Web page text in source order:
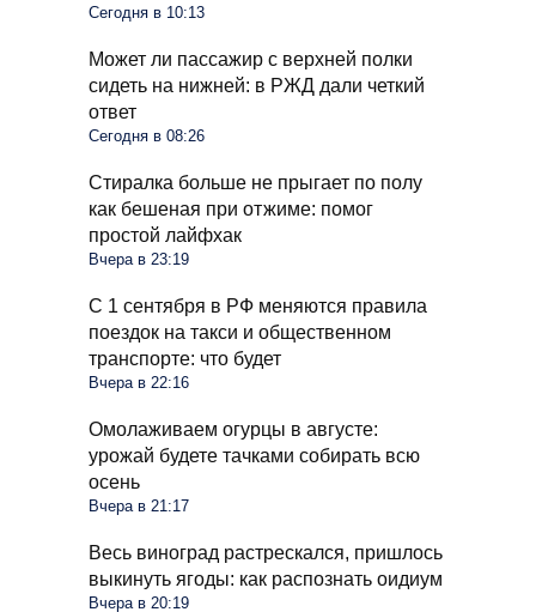
Сегодня в 10:13
Может ли пассажир с верхней полки
сидеть на нижней: в РЖД дали четкий
ответ
Сегодня в 08:26
Стиралка больше не прыгает по полу
как бешеная при отжиме: помог
простой лайфхак
Вчера в 23:19
С 1 сентября в РФ меняются правила
поездок на такси и общественном
транспорте: что будет
Вчера в 22:16
Омолаживаем огурцы в августе:
урожай будете тачками собирать всю
осень
Вчера в 21:17
Весь виноград растрескался, пришлось
выкинуть ягоды: как распознать оидиум
Вчера в 20:19